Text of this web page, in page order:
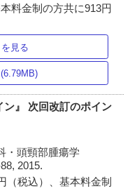
料金制の方共に913円
見る
』 次回改訂のポイン
・頭頸部腫瘍学
2015.
（税込）、基本料金制